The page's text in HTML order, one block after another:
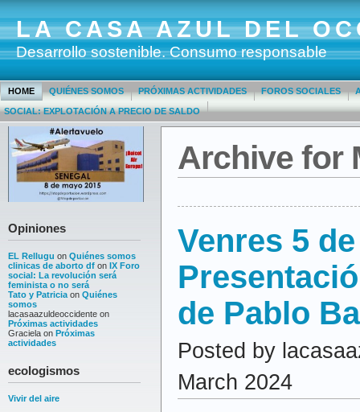
LA CASA AZUL DEL
Desarrollo sostenible. Consumo responsable
HOME QUIÉNES SOMOS PRÓXIMAS ACTIVIDADES FOROS SOCIALES
SOCIAL: EXPLOTACIÓN A PRECIO DE SALDO
Opiniones
EL Rellugu on Quiénes somos
clinicas de aborto df on IX Foro
social: La revolución será
feminista o no será
Tato y Patricia on Quiénes
somos
lacasaazuldeoccidente on
Próximas actividades
Graciela on Próximas
actividades
ecologismos
Vivir del aire
Archive for
Venres 5
de Pablo
Posted by
March 2024